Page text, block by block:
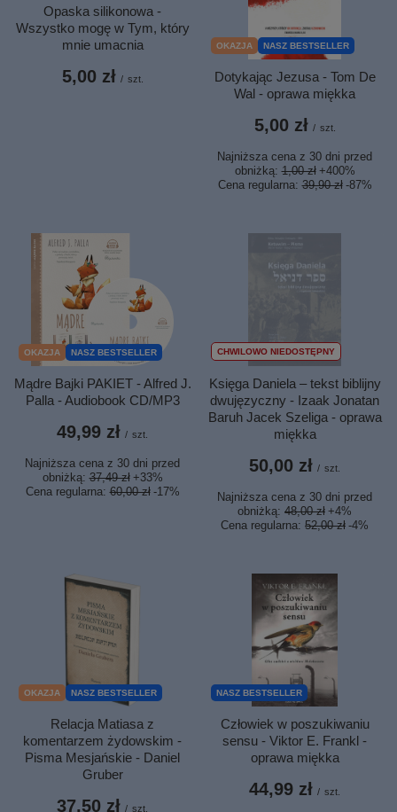
Opaska silikonowa -
Wszystko mogę w Tym, który
mnie umacnia
5,00 zł / szt.
OKAZJA NASZ BESTSELLER
Dotykając Jezusa - Tom De
Wal - oprawa miękka
5,00 zł / szt.
Najniższa cena z 30 dni przed
obniżką:1,00 zł +400%
Cena regularna:39,90 zł -87%
OKAZJA NASZ BESTSELLER
Mądre Bajki PAKIET - Alfred J.
Palla - Audiobook CD/MP3
49,99 zł / szt.
Najniższa cena z 30 dni przed
obniżką:37,49 zł +33%
Cena regularna:60,00 zł -17%
CHWILOWO NIEDOSTĘPNY
Księga Daniela – tekst biblijny
dwujęzyczny - Izaak Jonatan
Baruh Jacek Szeliga - oprawa
miękka
50,00 zł / szt.
Najniższa cena z 30 dni przed
obniżką: 48,00 zł +4%
Cena regularna: 52,00 zł -4%
OKAZJA NASZ BESTSELLER
Relacja Matiasa z
komentarzem żydowskim -
Pisma Mesjańskie - Daniel
Gruber
37,50 zł / szt.
NASZ BESTSELLER
Człowiek w poszukiwaniu
sensu - Viktor E. Frankl -
oprawa miękka
44,99 zł / szt.